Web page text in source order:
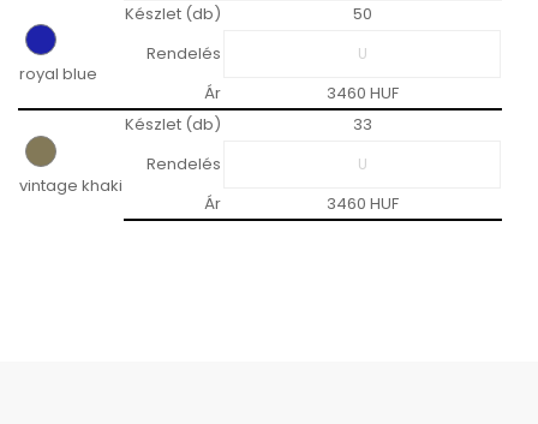
royal blue
Készlet (db)
50
Rendelés
Ár
3460 HUF
vintage khaki
Készlet (db)
33
Rendelés
Ár
3460 HUF